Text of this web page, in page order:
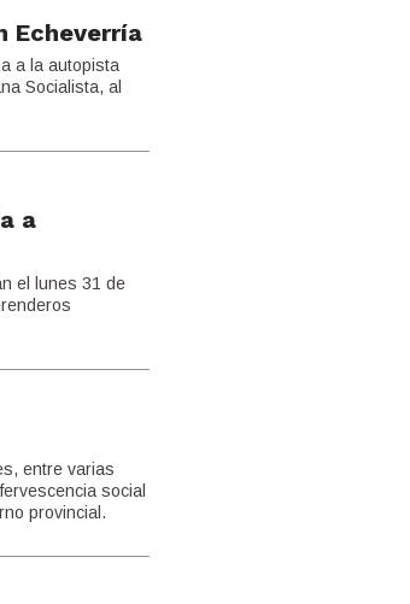
Echeverría
a la autopista
Socialista, al
a
el lunes 31 de
entre varias
social
provincial.